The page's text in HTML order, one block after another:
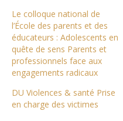
Le colloque national de
l’École des parents et des
éducateurs : Adolescents en
quête de sens Parents et
professionnels face aux
engagements radicaux
DU Violences & santé Prise
en charge des victimes